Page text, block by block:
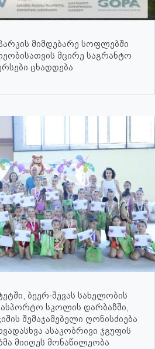
მიმდებარე სოფლებში
მცირე საგრანტო
ცხადდება
ბეერ-შევას სახელობის
სკოლის დარბაზში,
შემაჯამებელი ღონისძიება
ასაკობრივი ჯგუფის
მიიღეს მონაწილეობა